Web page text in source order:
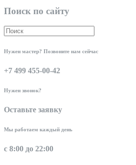
Поиск по сайту
Нужен мастер? Позвоните нам сейчас
+7 499 455-00-42
Нужен звонок?
Оставьте заявку
Мы работаем каждый день
с 8:00 до 22:00